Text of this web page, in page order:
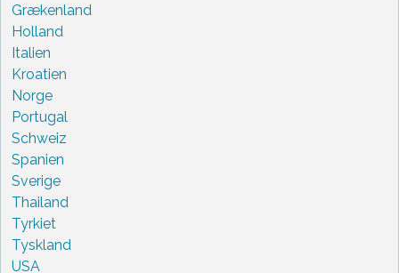
Grækenland
Holland
Italien
Kroatien
Norge
Portugal
Schweiz
Spanien
Sverige
Thailand
Tyrkiet
Tyskland
USA